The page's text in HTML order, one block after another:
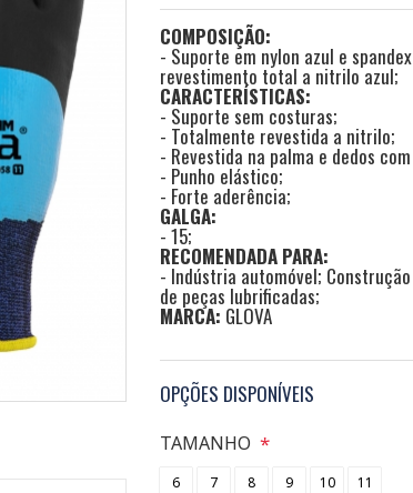
COMPOSIÇÃO:
- Suporte em nylon azul e
revestimento total a nitrilo azul;
CARACTERÍSTICAS:
- Suporte sem costuras;
- Totalmente revestida a nitrilo;
- Revestida na palma e dedos
- Punho elástico;
- Forte aderência;
GALGA:
- 15;
RECOMENDADA PARA:
- Indústria automóvel;
de peças lubrificadas;
MARCA: GLOVA
OPÇÕES DISPONÍVEIS
TAMANHO
6 7 8 9 10 11